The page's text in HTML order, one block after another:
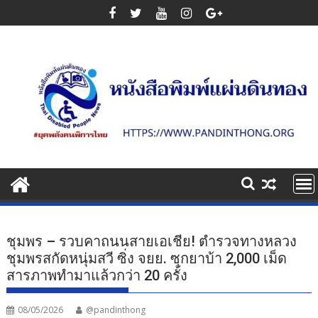
to
ชุมพร – รวบคาถนนสายเอเชีย! ตำรวจทางหลวง
ชุมพรสกัดหนุ่มสวี ซิ่ง จยย. ซุกยาบ้า 2,000 เม็ด
สารภาพทำมาแล้วกว่า 20 ครั้ง
08/05/2026 @pandinthong